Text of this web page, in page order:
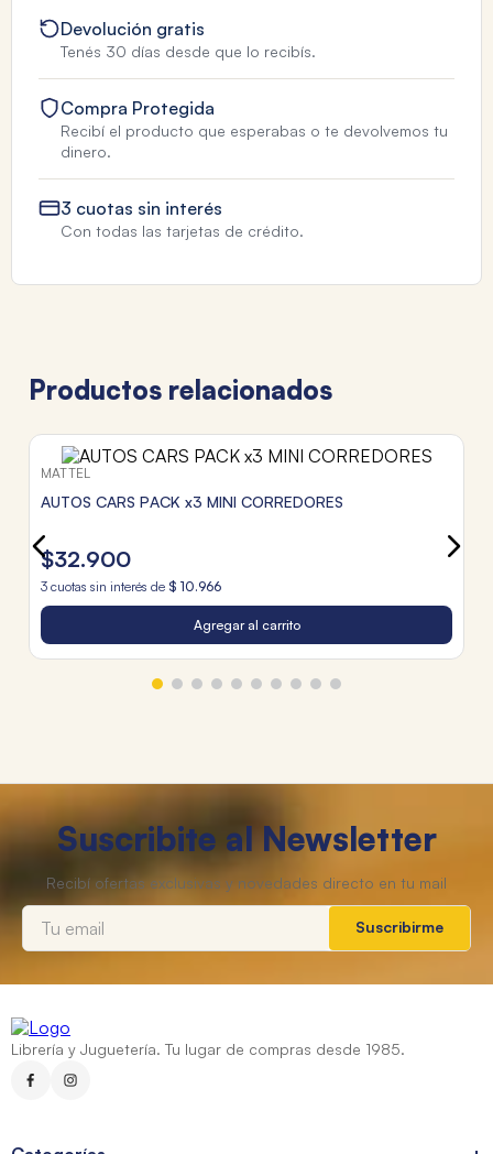
Devolución gratis
Tenés 30 días desde que lo recibís.
Compra Protegida
Recibí el producto que esperabas o te devolvemos tu
dinero.
3 cuotas sin interés
Con todas las tarjetas de crédito.
Productos relacionados
MATTEL
$32 900
Transferencia